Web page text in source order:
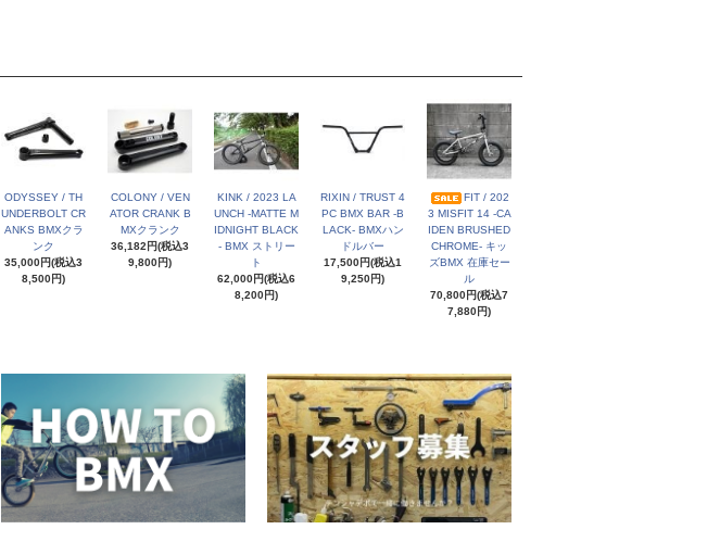
ODYSSEY / TH
UNDERBOLT CR
ANKS BMXクラ
ンク
35,000円(税込3
8,500円)
COLONY / VEN
ATOR CRANK B
MXクランク
36,182円(税込3
9,800円)
KINK / 2023 LA
UNCH -MATTE M
IDNIGHT BLACK
- BMX ストリー
ト
62,000円(税込6
8,200円)
RIXIN / TRUST 4
PC BMX BAR -B
LACK- BMXハン
ドルバー
17,500円(税込1
9,250円)
FIT / 202
3 MISFIT 14 -CA
IDEN BRUSHED
CHROME- キッ
ズBMX 在庫セー
ル
70,800円(税込7
7,880円)